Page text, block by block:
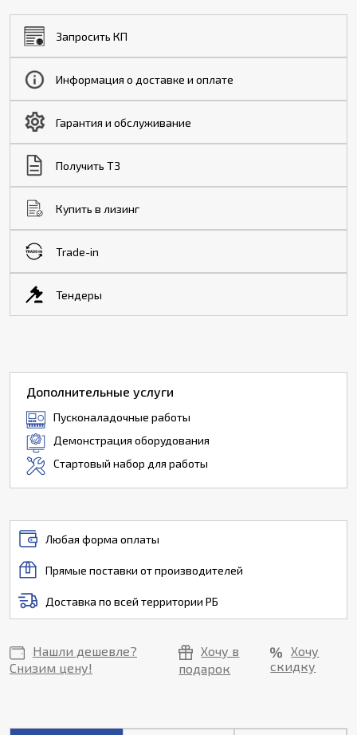
Запросить КП
Информация о доставке и оплате
Гарантия и обслуживание
Получить ТЗ
Купить в лизинг
Trade-in
Тендеры
Дополнительные услуги
Пусконаладочные работы
Демонстрация оборудования
Стартовый набор для работы
Любая форма оплаты
Прямые поставки от производителей
Доставка по всей территории РБ
Нашли дешевле?
Снизим цену!
Хочу в
подарок
Хочу
скидку